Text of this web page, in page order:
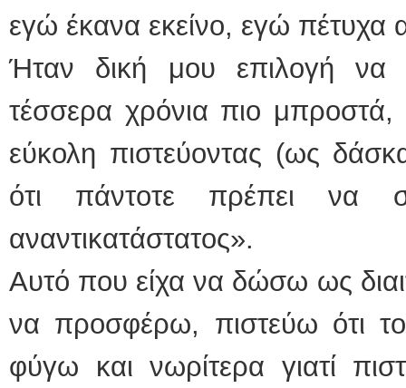
εγώ έκανα εκείνο, εγώ
Ήταν δική μου επιλογή να
τέσσερα χρόνια πιο
εύκολη πιστεύοντας (ως
ότι πάντοτε πρέπει να
αναντικατάστατος».
Αυτό που είχα να δώσω ως
να προσφέρω, πιστεύω ότι
φύγω και νωρίτερα γιατί